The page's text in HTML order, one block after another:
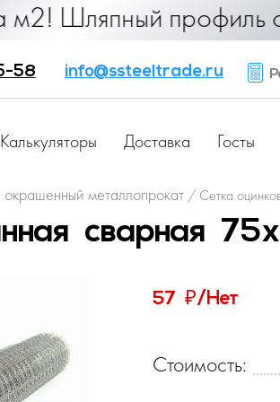
профиль от 25
58 info@ssteeltrade.ru
Калькуляторы Доставка Госты
металлопрокат / Сетка
сварная
57 ₽/Нет
Стоимость: